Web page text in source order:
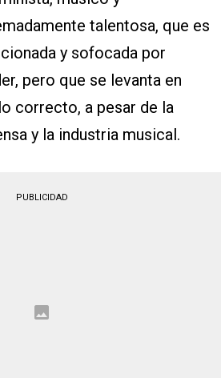
talentosa, que es
y sofocada por
pero que se levanta en
correcto, a pesar de la
y la industria musical.
PUBLICIDAD